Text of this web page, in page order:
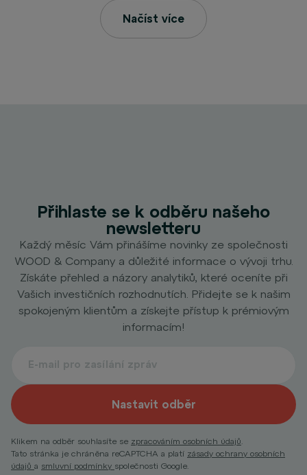
Načíst více
Přihlaste se k odběru našeho
newsletteru
Každý měsíc Vám přinášíme novinky ze společnosti
WOOD & Company a důležité informace o vývoji trhu.
Získáte přehled a názory analytiků, které oceníte při
Vašich investičních rozhodnutích. Přidejte se k našim
spokojeným klientům a získejte přístup k prémiovým
informacím!
Nastavit odběr
Klikem na odběr souhlasíte se zpracováním osobních údajů.
Tato stránka je chráněna reCAPTCHA a platí zásady ochrany osobních
údajů a smluvní podmínky společnosti Google.